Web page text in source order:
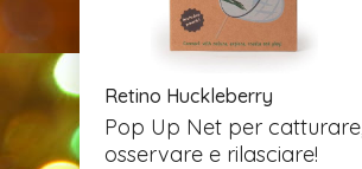
Retino Huckleberry
Pop Up Net per catturare,
osservare e rilasciare!